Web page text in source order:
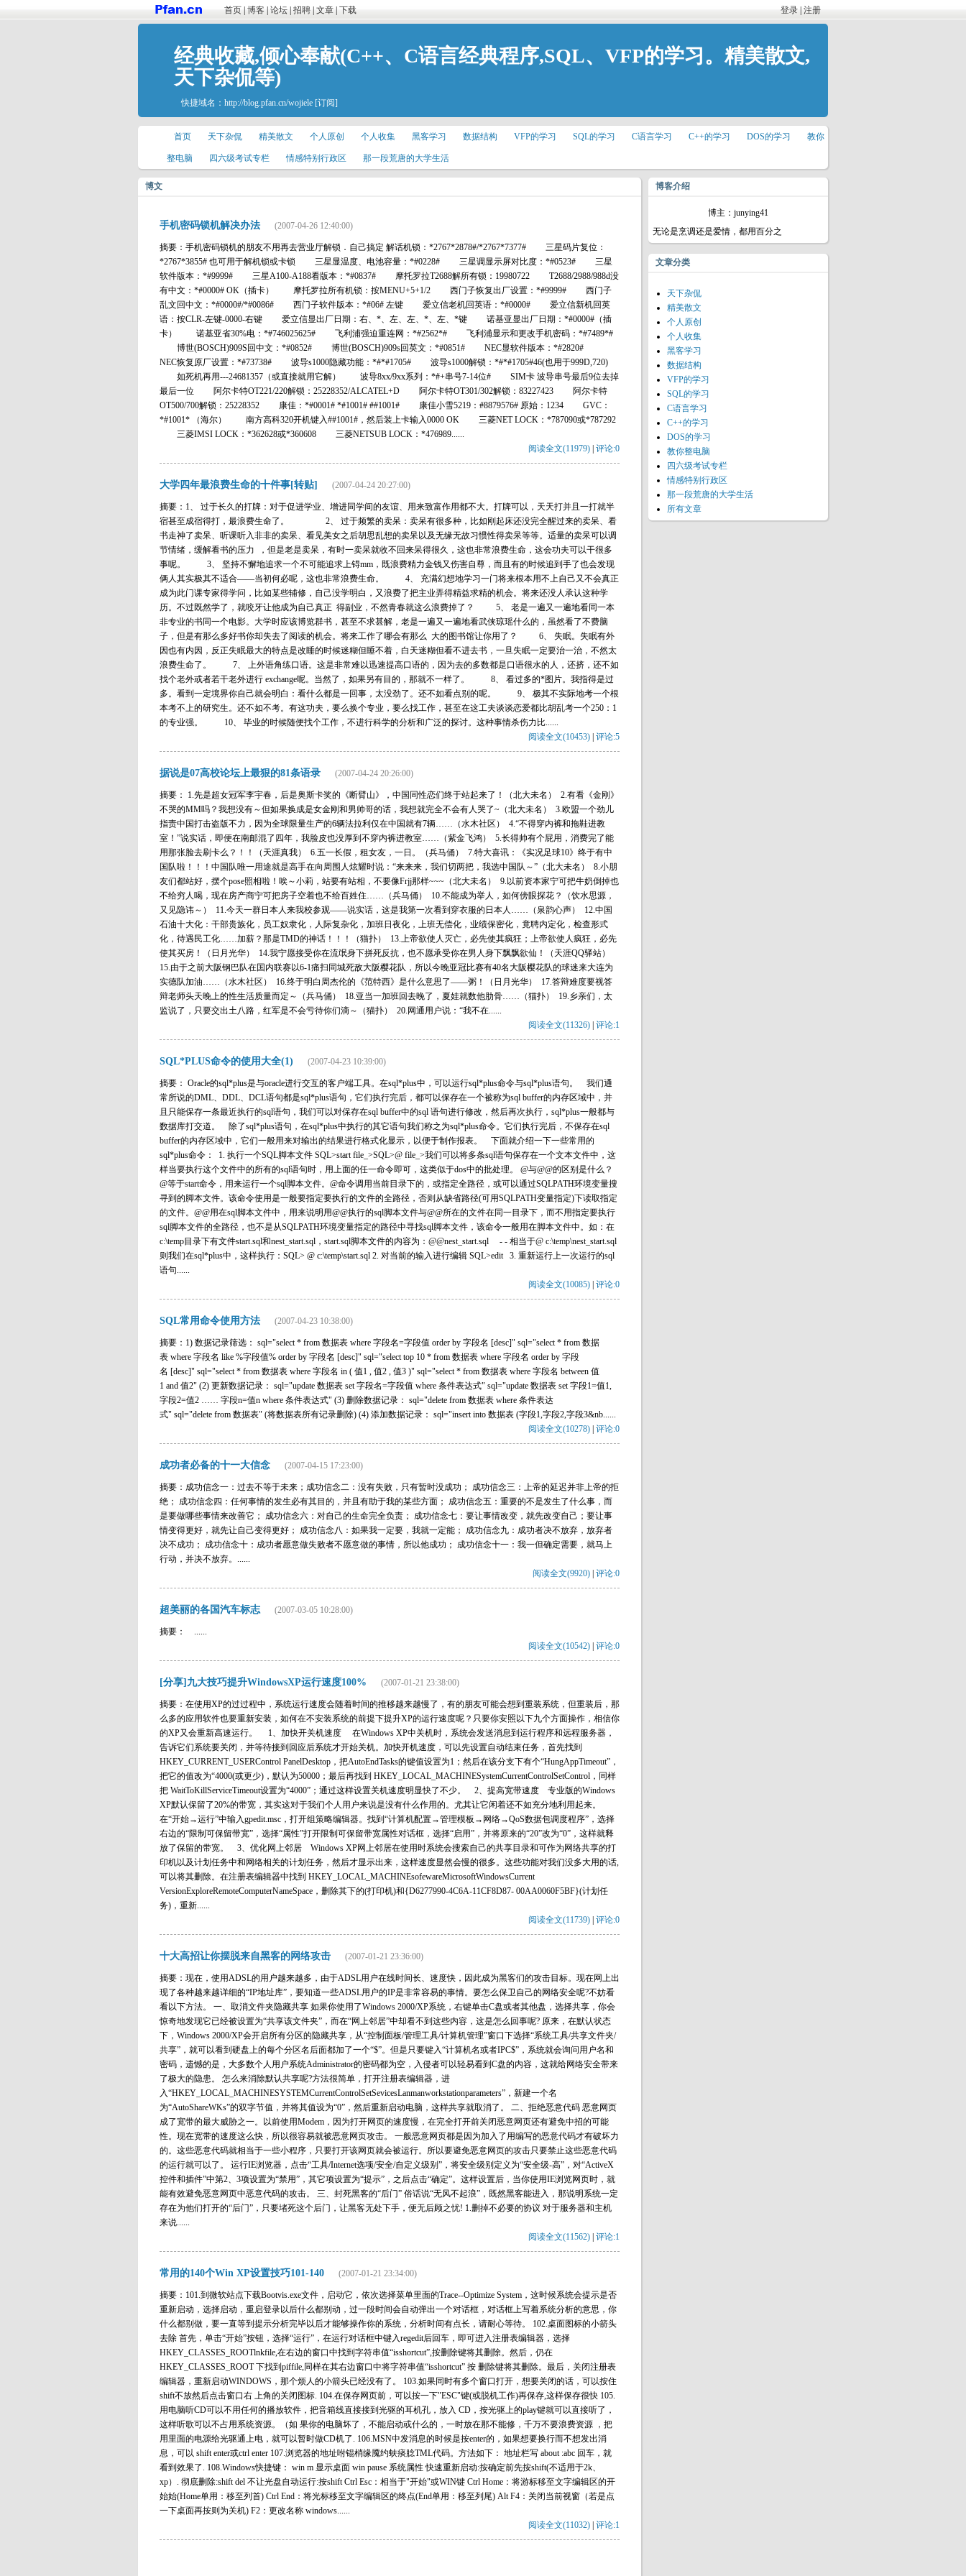
登录 注册
首页 博客 论坛 招聘 文章 下载
经典收藏,倾心奉献(C++、C语言经典程序,SQL、VFP的学习。精美散文,
天下杂侃等)
快捷域名： http://blog.pfan.cn/wojiele [订阅]
首页 天下杂侃 精美散文 个人原创 个人收集 黑客学习 数据结构 VFP的学习 SQL的学习 C语言学习 C++的学习 DOS的学习 教你
整电脑 四六级考试专栏 情感特别行政区 那一段荒唐的大学生活
博客介绍
博主：junying41
无论是烹调还是爱情，都用百分之
文章分类
天下杂侃
精美散文
个人原创
个人收集
黑客学习
数据结构
VFP的学习
SQL的学习
C语言学习
C++的学习
DOS的学习
教你整电脑
四六级考试专栏
情感特别行政区
那一段荒唐的大学生活
所有文章
博文
手机密码锁机解决办法 (2007-04-26 12:40:00)
摘要：手机密码锁机的朋友不用再去营业厅解锁．自己搞定 解话机锁：*2767*2878#/*2767*7377# 三星码片复位：
*2767*3855# 也可用于解机锁或卡锁 三星显温度、电池容量：*#0228# 三星调显示屏对比度：*#0523# 三星
软件版本：*#9999# 三星A100-A188看版本：*#0837# 摩托罗拉T2688解所有锁：19980722 T2688/2988/988d没
有中文：*#0000# OK（插卡） 摩托罗拉所有机锁：按MENU+5+1/2 西门子恢复出厂设置：*#9999# 西门子
乱文回中文：*#0000#/*#0086# 西门子软件版本：*#06# 左键 爱立信老机回英语：*#0000# 爱立信新机回英
语：按CLR-左键-0000-右键 爱立信显出厂日期：右、*、左、左、*、左、*键 诺基亚显出厂日期：*#0000#（插
卡） 诺基亚省30%电：*#746025625# 飞利浦强迫重连网：*#2562*# 飞利浦显示和更改手机密码：*#7489*#
博世(BOSCH)909S回中文：*#0852# 博世(BOSCH)909s回英文：*#0851# NEC显软件版本：*#2820#
NEC恢复原厂设置：*#73738# 波导s1000隐藏功能：*#*#1705# 波导s1000解锁：*#*#1705#46(也用于999D,720)
如死机再用---24681357（或直接就用它解） 波导8xx/9xx系列：*#+串号7-14位# SIM卡 波导串号最后9位去掉
最后一位 阿尔卡特OT221/220解锁：25228352/ALCATEL+D 阿尔卡特OT301/302解锁：83227423 阿尔卡特
OT500/700解锁：25228352 康佳：*#0001# *#1001# ##1001# 康佳小雪5219：#8879576# 原始：1234 GVC：
*#1001* （海尔） 南方高科320开机键入##1001#，然后装上卡输入0000 OK 三菱NET LOCK：*787090或*787292
三菱IMSI LOCK：*362628或*360608 三菱NETSUB LOCK：*476989......
阅读全文(11979) 评论:0
大学四年最浪费生命的十件事[转贴] (2007-04-24 20:27:00)
摘要：1、 过于长久的打牌：对于促进学业、增进同学间的友谊、用来致富作用都不大。打牌可以，天天打并且一打就半
宿甚至成宿得打，最浪费生命了。 2、 过于频繁的卖呆：卖呆有很多种，比如刚起床还没完全醒过来的卖呆、看
书走神了卖呆、听课听入非非的卖呆、看见美女之后胡思乱想的卖呆以及无缘无故习惯性得卖呆等等。适量的卖呆可以调
节情绪，缓解看书的压力 ，但是老是卖呆，有时一卖呆就收不回来呆得很久，这也非常浪费生命，这会功夫可以干很多
事呢。 3、 坚持不懈地追求一个不可能追求上锝mm，既浪费精力金钱又伤害自尊，而且有的时候追到手了也会发现
俩人其实极其不适合——当初何必呢，这也非常浪费生命。 4、 充满幻想地学习一门将来根本用不上自己又不会真正
成为此门课专家得学问，比如某些辅修，自己没学明白，又浪费了把主业弄得精益求精的机会。将来还没人承认这种学
历。不过既然学了，就咬牙让他成为自己真正 得副业，不然青春就这么浪费掉了？ 5、 老是一遍又一遍地看同一本
非专业的书同一个电影。大学时应该博览群书，甚至不求甚解，老是一遍又一遍地看武侠琼瑶什么的，虽然看了不费脑
子，但是有那么多好书你却失去了阅读的机会。将来工作了哪会有那么 大的图书馆让你用了？ 6、 失眠。失眠有外
因也有内因，反正失眠最大的特点是改睡的时候迷糊但睡不着，白天迷糊但看不进去书，一旦失眠一定要治一治，不然太
浪费生命了。 7、 上外语角练口语。这是非常难以迅速提高口语的，因为去的多数都是口语很水的人，还挤，还不如
找个老外或者若干老外进行 exchange呢。当然了，如果另有目的，那就不一样了。 8、 看过多的*图片。我指得是过
多。看到一定境界你自己就会明白：看什么都是一回事，太没劲了。还不如看点别的呢。 9、 极其不实际地考一个根
本考不上的研究生。还不如不考。有这功夫，要么换个专业，要么找工作，甚至在这工夫谈谈恋爱都比胡乱考一个250：1
的专业强。 10、 毕业的时候随便找个工作，不进行科学的分析和广泛的探讨。这种事情杀伤力比......
阅读全文(10453) 评论:5
据说是07高校论坛上最狠的81条语录 (2007-04-24 20:26:00)
摘要： 1.先是超女冠军李宇春，后是奥斯卡奖的《断臂山》，中国同性恋们终于站起来了！（北大未名） 2.有看《金刚》
不哭的MM吗？我想没有～但如果换成是女金刚和男帅哥的话，我想就完全不会有人哭了~（北大未名） 3.欧盟一个劲儿
指责中国打击盗版不力，因为全球限量生产的6辆法拉利仅在中国就有7辆……（水木社区） 4.“不得穿内裤和拖鞋进教
室！”说实话，即便在南邮混了四年，我脸皮也没厚到不穿内裤进教室……（紫金飞鸿） 5.长得帅有个屁用，消费完了能
用那张脸去刷卡么？！！（天涯真我） 6.五一长假，租女友，一日。（兵马俑） 7.特大喜讯：《实况足球10》终于有中
国队啦！！！中国队唯一用途就是高手在向周围人炫耀时说：“来来来，我们切两把，我选中国队～”（北大未名） 8.小朋
友们都站好，摆个pose照相啦！唉～小莉，站要有站相，不要像Frjj那样~~~（北大未名） 9.以前资本家宁可把牛奶倒掉也
不给穷人喝，现在房产商宁可把房子空着也不给百姓住……（兵马俑） 10.不能成为举人，如何傍眼探花？（饮水思源，
又见隐讳～） 11.今天一群日本人来我校参观——说实话，这是我第一次看到穿衣服的日本人……（泉韵心声） 12.中国
石油十大化：干部贵族化，员工奴隶化，人际复杂化，加班日夜化，上班无偿化，业绩保密化，竟聘内定化，检查形式
化，待遇民工化……加薪？那是TMD的神话！！！（猫扑） 13.上帝欲使人灭亡，必先使其疯狂；上帝欲使人疯狂，必先
使其买房！（日月光华） 14.我宁愿接受你在流氓身下拼死反抗，也不愿承受你在男人身下飘飘欲仙！（天涯QQ驿站）
15.由于之前大阪钢巴队在国内联赛以6-1痛扫同城死敌大阪樱花队，所以今晚亚冠比赛有40名大阪樱花队的球迷来大连为
实德队加油……（水木社区） 16.终于明白周杰伦的《范特西》是什么意思了——粥！（日月光华） 17.答辩难度要视答
辩老师头天晚上的性生活质量而定～（兵马俑） 18.亚当一加班回去晚了，夏娃就数他肋骨……（猫扑） 19.乡亲们，太
监说了，只要交出土八路，红军是不会亏待你们滴～（猫扑） 20.网通用户说：“我不在......
阅读全文(11326) 评论:1
SQL*PLUS命令的使用大全(1) (2007-04-23 10:39:00)
摘要： Oracle的sql*plus是与oracle进行交互的客户端工具。在sql*plus中，可以运行sql*plus命令与sql*plus语句。 我们通
常所说的DML、DDL、DCL语句都是sql*plus语句，它们执行完后，都可以保存在一个被称为sql buffer的内存区域中，并
且只能保存一条最近执行的sql语句，我们可以对保存在sql buffer中的sql 语句进行修改，然后再次执行，sql*plus一般都与
数据库打交道。 除了sql*plus语句，在sql*plus中执行的其它语句我们称之为sql*plus命令。它们执行完后，不保存在sql
buffer的内存区域中，它们一般用来对输出的结果进行格式化显示，以便于制作报表。 下面就介绍一下一些常用的
sql*plus命令： 1. 执行一个SQL脚本文件 SQL>start file_>SQL>@ file_>我们可以将多条sql语句保存在一个文本文件中，这
样当要执行这个文件中的所有的sql语句时，用上面的任一命令即可，这类似于dos中的批处理。 @与@@的区别是什么？
@等于start命令，用来运行一个sql脚本文件。@命令调用当前目录下的，或指定全路径，或可以通过SQLPATH环境变量搜
寻到的脚本文件。该命令使用是一般要指定要执行的文件的全路径，否则从缺省路径(可用SQLPATH变量指定)下读取指定
的文件。@@用在sql脚本文件中，用来说明用@@执行的sql脚本文件与@@所在的文件在同一目录下，而不用指定要执行
sql脚本文件的全路径，也不是从SQLPATH环境变量指定的路径中寻找sql脚本文件，该命令一般用在脚本文件中。如：在
c:\temp目录下有文件start.sql和nest_start.sql，start.sql脚本文件的内容为：@@nest_start.sql - - 相当于@ c:\temp\nest_start.sql
则我们在sql*plus中，这样执行：SQL> @ c:\temp\start.sql 2. 对当前的输入进行编辑 SQL>edit 3. 重新运行上一次运行的sql
语句......
阅读全文(10085) 评论:0
SQL常用命令使用方法 (2007-04-23 10:38:00)
摘要：1) 数据记录筛选： sql="select * from 数据表 where 字段名=字段值 order by 字段名 [desc]" sql="select * from 数据
表 where 字段名 like %字段值% order by 字段名 [desc]" sql="select top 10 * from 数据表 where 字段名 order by 字段
名 [desc]" sql="select * from 数据表 where 字段名 in ( 值1 , 值2 , 值3 )" sql="select * from 数据表 where 字段名 between 值
1 and 值2" (2) 更新数据记录： sql="update 数据表 set 字段名=字段值 where 条件表达式" sql="update 数据表 set 字段1=值1,
字段2=值2 …… 字段n=值n where 条件表达式" (3) 删除数据记录： sql="delete from 数据表 where 条件表达
式" sql="delete from 数据表" (将数据表所有记录删除) (4) 添加数据记录： sql="insert into 数据表 (字段1,字段2,字段3&nb......
阅读全文(10278) 评论:0
成功者必备的十一大信念 (2007-04-15 17:23:00)
摘要：成功信念一：过去不等于未来；成功信念二：没有失败，只有暂时没成功； 成功信念三：上帝的延迟并非上帝的拒
绝； 成功信念四：任何事情的发生必有其目的，并且有助于我的某些方面； 成功信念五：重要的不是发生了什么事，而
是要做哪些事情来改善它； 成功信念六：对自己的生命完全负责； 成功信念七：要让事情改变，就先改变自己；要让事
情变得更好，就先让自己变得更好； 成功信念八：如果我一定要，我就一定能； 成功信念九：成功者决不放弃，放弃者
决不成功； 成功信念十：成功者愿意做失败者不愿意做的事情，所以他成功； 成功信念十一：我一但确定需要，就马上
行动，并决不放弃。......
阅读全文(9920) 评论:0
超美丽的各国汽车标志 (2007-03-05 10:28:00)
摘要： ......
阅读全文(10542) 评论:0
[分享]九大技巧提升WindowsXP运行速度100% (2007-01-21 23:38:00)
摘要：在使用XP的过过程中，系统运行速度会随着时间的推移越来越慢了，有的朋友可能会想到重装系统，但重装后，那
么多的应用软件也要重新安装，如何在不安装系统的前提下提升XP的运行速度呢？只要你安照以下九个方面操作，相信你
的XP又会重新高速运行。 1、加快开关机速度 在Windows XP中关机时，系统会发送消息到运行程序和远程服务器，
告诉它们系统要关闭，并等待接到回应后系统才开始关机。加快开机速度，可以先设置自动结束任务，首先找到
HKEY_CURRENT_USERControl PanelDesktop，把AutoEndTasks的键值设置为1；然后在该分支下有个“HungAppTimeout”，
把它的值改为“4000(或更少)，默认为50000；最后再找到 HKEY_LOCAL_MACHINESystemCurrentControlSetControl，同样
把 WaitToKillServiceTimeout设置为“4000”；通过这样设置关机速度明显快了不少。 2、提高宽带速度 专业版的Windows
XP默认保留了20%的带宽，其实这对于我们个人用户来说是没有什么作用的。尤其让它闲着还不如充分地利用起来。
在“开始→运行”中输入gpedit.msc，打开组策略编辑器。找到“计算机配置→管理模板→网络→QoS数据包调度程序”，选择
右边的“限制可保留带宽”，选择“属性”打开限制可保留带宽属性对话框，选择“启用”，并将原来的“20”改为“0”，这样就释
放了保留的带宽。 3、优化网上邻居 Windows XP网上邻居在使用时系统会搜索自己的共享目录和可作为网络共享的打
印机以及计划任务中和网络相关的计划任务，然后才显示出来，这样速度显然会慢的很多。这些功能对我们没多大用的话,
可以将其删除。在注册表编辑器中找到 HKEY_LOCAL_MACHINEsofewareMicrosoftWindowsCurrent
VersionExploreRemoteComputerNameSpace，删除其下的(打印机)和{D6277990-4C6A-11CF8D87- 00AA0060F5BF}(计划任
务)，重新......
阅读全文(11739) 评论:0
十大高招让你摆脱来自黑客的网络攻击 (2007-01-21 23:36:00)
摘要：现在，使用ADSL的用户越来越多，由于ADSL用户在线时间长、速度快，因此成为黑客们的攻击目标。现在网上出
现了各种越来越详细的“IP地址库”，要知道一些ADSL用户的IP是非常容易的事情。要怎么保卫自己的网络安全呢?不妨看
看以下方法。 一、取消文件夹隐藏共享 如果你使用了Windows 2000/XP系统，右键单击C盘或者其他盘，选择共享，你会
惊奇地发现它已经被设置为“共享该文件夹”，而在“网上邻居”中却看不到这些内容，这是怎么回事呢? 原来，在默认状态
下，Windows 2000/XP会开启所有分区的隐藏共享，从“控制面板/管理工具/计算机管理”窗口下选择“系统工具/共享文件夹/
共享”，就可以看到硬盘上的每个分区名后面都加了一个“$”。但是只要键入“计算机名或者IPC$”，系统就会询问用户名和
密码，遗憾的是，大多数个人用户系统Administrator的密码都为空，入侵者可以轻易看到C盘的内容，这就给网络安全带来
了极大的隐患。 怎么来消除默认共享呢?方法很简单，打开注册表编辑器，进
入“HKEY_LOCAL_MACHINESYSTEMCurrentControlSetSevicesLanmanworkstationparameters”，新建一个名
为“AutoShareWKs”的双字节值，并将其值设为“0”，然后重新启动电脑，这样共享就取消了。 二、拒绝恶意代码 恶意网页
成了宽带的最大威胁之一。以前使用Modem，因为打开网页的速度慢，在完全打开前关闭恶意网页还有避免中招的可能
性。现在宽带的速度这么快，所以很容易就被恶意网页攻击。 一般恶意网页都是因为加入了用编写的恶意代码才有破坏力
的。这些恶意代码就相当于一些小程序，只要打开该网页就会被运行。所以要避免恶意网页的攻击只要禁止这些恶意代码
的运行就可以了。 运行IE浏览器，点击“工具/Internet选项/安全/自定义级别”，将安全级别定义为“安全级-高”，对“ActiveX
控件和插件”中第2、3项设置为“禁用”，其它项设置为“提示”，之后点击“确定”。这样设置后，当你使用IE浏览网页时，就
能有效避免恶意网页中恶意代码的攻击。 三、封死黑客的“后门” 俗话说“无风不起浪”，既然黑客能进入，那说明系统一定
存在为他们打开的“后门”，只要堵死这个后门，让黑客无处下手，便无后顾之忧! 1.删掉不必要的协议 对于服务器和主机
来说......
阅读全文(11562) 评论:1
常用的140个Win XP设置技巧101-140 (2007-01-21 23:34:00)
摘要：101.到微软站点下载Bootvis.exe文件，启动它，依次选择菜单里面的Trace--Optimize System，这时候系统会提示是否
重新启动，选择启动，重启登录以后什么都别动，过一段时间会自动弹出一个对话框，对话框上写着系统分析的意思，你
什么都别做，要一直等到提示分析完毕以后才能够操作你的系统，分析时间有点长，请耐心等待。 102.桌面图标的小箭头
去除 首先，单击“开始”按钮，选择“运行”，在运行对话框中键入regedit后回车，即可进入注册表编辑器，选择
HKEY_CLASSES_ROOTlnkfile,在右边的窗口中找到字符串值“isshortcut”,按删除键将其删除。然后，仍在
HKEY_CLASSES_ROOT 下找到piffile,同样在其右边窗口中将字符串值“isshortcut” 按 删除键将其删除。最后，关闭注册表
编辑器，重新启动WINDOWS，那个烦人的小箭头已经没有了。 103.如果同时有多个窗口打开，想要关闭的话，可以按住
shift不放然后点击窗口右 上角的关闭图标. 104.在保存网页前，可以按一下"ESC"键(或脱机工作)再保存,这样保存很快 105.
用电脑听CD可以不用任何的播放软件，把音箱线直接接到光驱的耳机孔，放入 CD，按光驱上的play键就可以直接听了，
这样听歌可以不占用系统资源。（如 果你的电脑坏了，不能启动或什么的，一时放在那不能修，千万不要浪费资源 ，把
用里面的电源给光驱通上电，就可以暂时做CD机了. 106.MSN中发消息的时候是按enter的，如果想要换行而不想发出消
息，可以 shift enter或ctrl enter 107.浏览器的地址咐锟梢缘魇约蚨痰腍TML代码。方法如下： 地址栏写 about :abc 回车，就
看到效果了. 108.Windows快捷键： win m 显示桌面 win pause 系统属性 快速重新启动:按确定前先按shift(不适用于2k、
xp）. 彻底删除:shift del 不让光盘自动运行:按shift Ctrl Esc：相当于"开始"或WIN键 Ctrl Home：将游标移至文字编辑区的开
始始(Home单用：移至列首) Ctrl End：将光标移至文字编辑区的终点(End单用：移至列尾) Alt F4：关闭当前视窗（若是点
一下桌面再按则为关机) F2：更改名称 windows......
阅读全文(11032) 评论:1